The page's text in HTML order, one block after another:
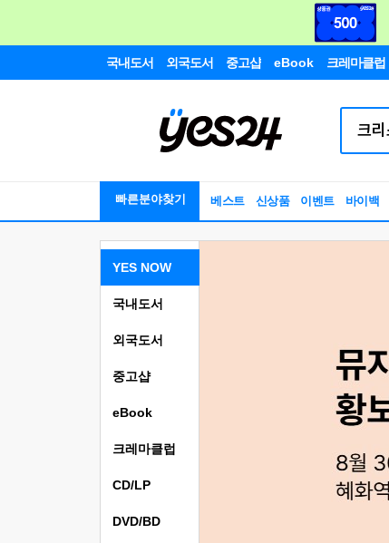
국내도서 외국도서 중고샵 eBook 크레마클럽
빠른분야찾기 베스트 신상품 이벤트 바이백
YES NOW
국내도서
외국도서
중고샵
eBook
크레마클럽
CD/LP
DVD/BD